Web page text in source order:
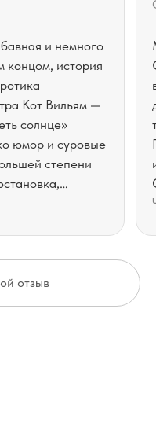
и немного
концом, история
Кот Вильям —
солнце»
юмор и суровые
степени
и взрослым!
отзыв